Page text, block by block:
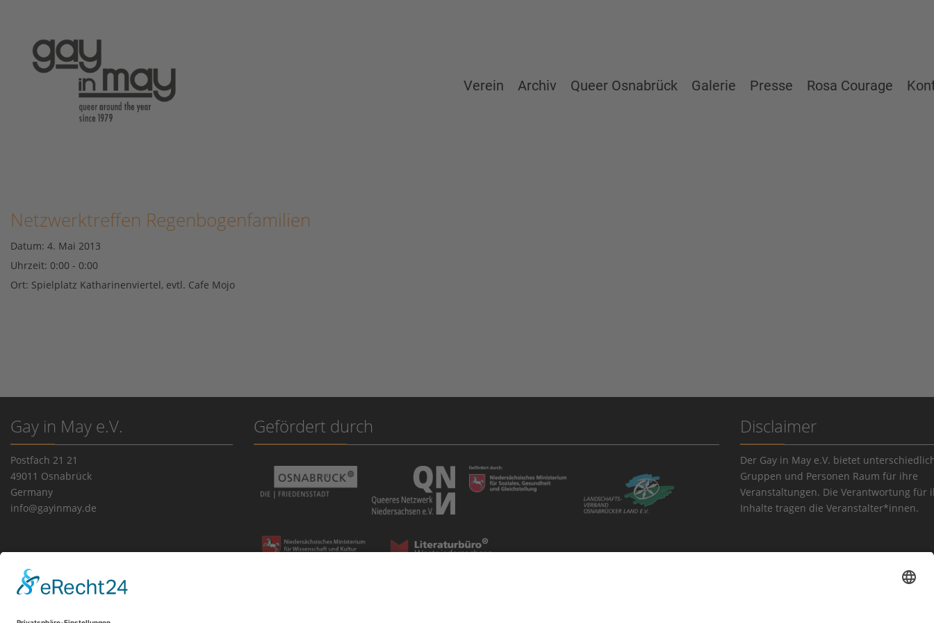
Verein Archiv Queer Osnabrück Galerie Presse Rosa Courage
Netzwerktreffen Regenbogenfamilien
Datum: 4. Mai 2013
Uhrzeit: 0:00 - 0:00
Ort: Spielplatz Katharinenviertel, evtl. Cafe Mojo
Gay in May e.V.
Postfach 21 21
49011 Osnabrück
Germany
info@gayinmay.de
Gefördert durch Disclaimer
Der Gay in May e.V. bietet
Gruppen und Personen Raum für ihre
Veranstaltungen. Die Verantwortung für
Inhalte tragen die Veranstalter*innen.